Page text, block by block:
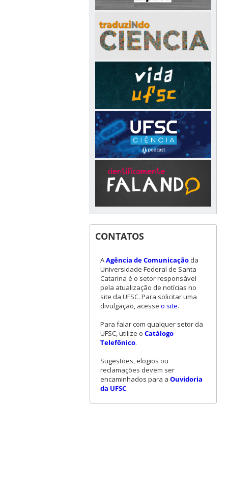
CONTATOS
AAgência de Comunicaçãoda
Universidade Federal de Santa
Catarina é o setor responsável
pela atualização de notícias no
site da UFSC. Para solicitar uma
divulgação, acesse o site.
Para falar com qualquer setor da
UFSC, utilize o Catálogo
Telefônico.
Sugestões, elogios ou
reclamações devem ser
encaminhados para a Ouvidoria
da UFSC.